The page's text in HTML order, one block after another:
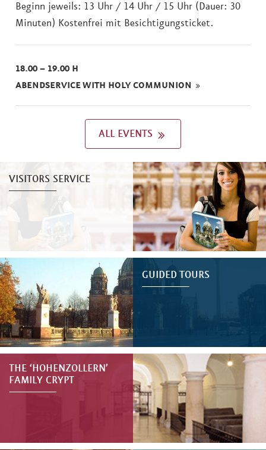
Beginn jeweils: 13 Uhr / 14 Uhr / 15 Uhr (Dauer: 30
Minuten) Kostenfrei mit Besichtigungsticket.
18.00 – 19.00 H
ABENDSERVICE WITH HOLY COMMUNION
ALL EVENTS
VISITORS SERVICE
GUIDED TOURS
THE ‘HOHENZOLLERN’
FAMILY CRYPT